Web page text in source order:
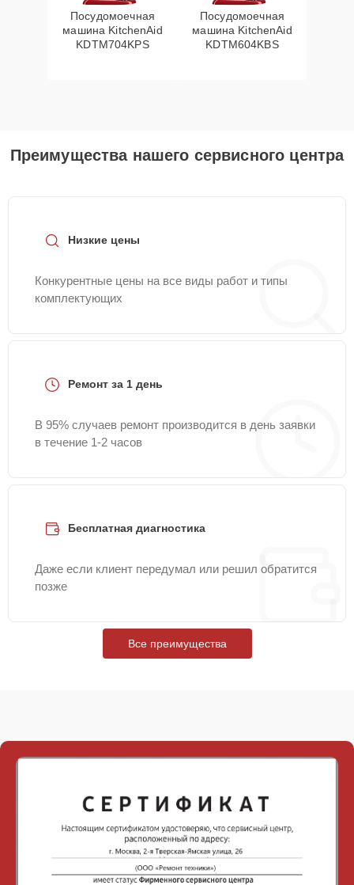
Посудомоечная
машина KitchenAid
KDTM704KPS
Посудомоечная
машина KitchenAid
KDTM604KBS
Преимущества нашего сервисного центра
Низкие цены
Конкурентные цены на все виды работ и типы
комплектующих
Ремонт за 1 день
В 95% случаев ремонт производится в день заявки
в течение 1-2 часов
Бесплатная диагностика
Даже если клиент передумал или решил обратится
позже
Все преимущества